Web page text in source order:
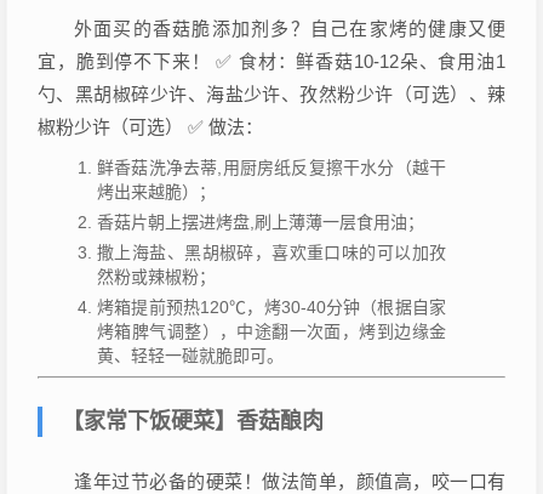
外面买的香菇脆添加剂多？自己在家烤的健康又便
宜，脆到停不下来！ ✅ 食材：鲜香菇10-12朵、食用油1
勺、黑胡椒碎少许、海盐少许、孜然粉少许（可选）、辣
椒粉少许（可选） ✅ 做法：
鲜香菇洗净去蒂,用厨房纸反复擦干水分（越干
烤出来越脆）；
香菇片朝上摆进烤盘,刷上薄薄一层食用油；
撒上海盐、黑胡椒碎，喜欢重口味的可以加孜
然粉或辣椒粉；
烤箱提前预热120℃，烤30-40分钟（根据自家
烤箱脾气调整），中途翻一次面，烤到边缘金
黄、轻轻一碰就脆即可。
【家常下饭硬菜】香菇酿肉
逢年过节必备的硬菜！做法简单，颜值高，咬一口有